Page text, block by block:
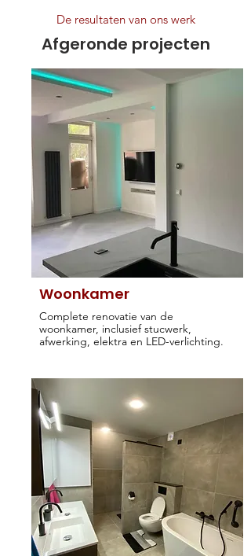
De resultaten van ons werk
Afgeronde projecten
Woonkamer
Complete renovatie van de
woonkamer, inclusief stucwerk,
afwerking, elektra en LED-verlichting.